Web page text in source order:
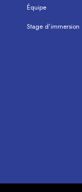
Équipe
Stage d’immersion
Mentions légales